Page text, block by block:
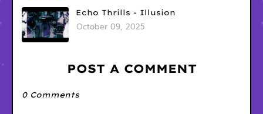
Echo Thrills - Illusion
October 09, 2025
POST A COMMENT
0 Comments